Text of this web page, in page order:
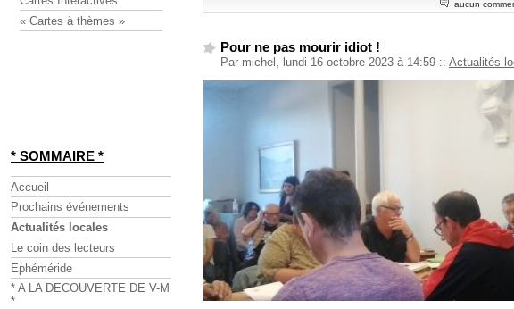
aucun
Pour ne pas mourir idiot !
Par michel, lundi 16 octobre 2023 à 14:59 :: Actualités
« Cartes à thèmes »
* SOMMAIRE *
Accueil
Prochains événements
Actualités locales
Le coin des lecteurs
Ephéméride
* A LA DECOUVERTE DE V-M
*